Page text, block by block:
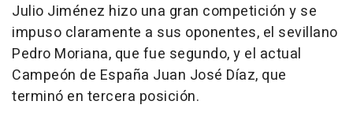
Julio Jiménez hizo una gran competición y se
impuso claramente a sus oponentes, el sevillano
Pedro Moriana, que fue segundo, y el actual
Campeón de España Juan José Díaz, que
terminó en tercera posición.